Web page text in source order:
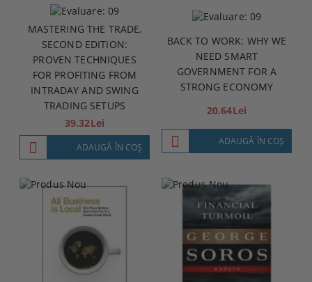
MASTERING THE TRADE,
SECOND EDITION:
PROVEN TECHNIQUES
FOR PROFITING FROM
INTRADAY AND SWING
TRADING SETUPS
39.32Lei
ADAUGĂ ÎN COŞ
BACK TO WORK: WHY WE
NEED SMART
GOVERNMENT FOR A
STRONG ECONOMY
20.64Lei
ADAUGĂ ÎN COŞ